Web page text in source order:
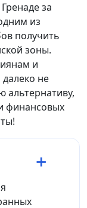
за
из
получить
зоны.
и
не
альтернативу,
финансовых